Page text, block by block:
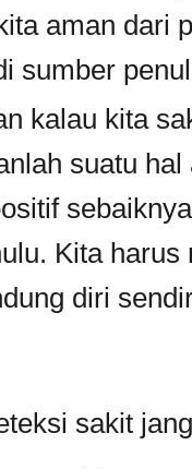
aman dari
sumber
kalau kita
suatu
Kita
diri
sakit